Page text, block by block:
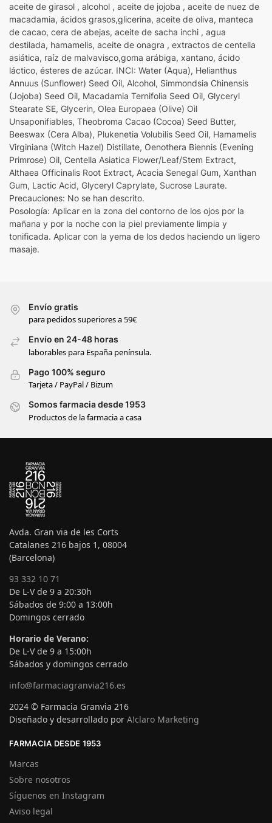
aceite de girasol , alcohol , aceite de jojoba , aceite de nuez de
macadamia, ácidos grasos,glicerina, aceite de oliva, manteca
de cacao, cera de abejas, aceite de sacha inchi , agua
destilada, hamamelis, aceite de onagra , extractos de centella
asiática, raíz de malvavisco,goma arábiga, xantano, ácido
láctico, ésteres de azúcar. INCI: Water (Aqua), Helianthus
Annuus (Sunflower) Seed Oil, Alcohol, Simmondsia Chinensis
(Jojoba) Seed Oil, Macadamia Ternifolia Seed Oil, Glyceryl
Stearate SE, Glycerin, Olea Europaea (Olive) Oil
Unsaponifiables, Theobroma Cacao (Cocoa) Seed Butter,
Beeswax (Cera Alba), Plukenetia Volubilis Seed Oil, Hamamelis
Virginiana (Witch Hazel) Distillate, Oenothera Biennis (Evening
Primrose) Oil, Centella Asiatica Flower/Leaf/Stem Extract,
Althaea Officinalis Root Extract, Acacia Senegal Gum, Xanthan
Gum, Lactic Acid, Glyceryl Caprylate, Sucrose Laurate.
Precauciones: No se han descrito.
Posología: Aplicar en la zona del contorno de los ojos por la
mañana y por la noche con la piel previamente limpia y
tonificada. Aplicar con la yema de los dedos haciendo un ligero
masaje.
Envío gratis
para pedidos superiores a 59€
Envío en 24-48 horas
laborables para España península.
Pago 100% seguro
Tarjeta / PayPal / Bizum
Somos farmacia desde 1953
Productos de la farmacia a casa
Avda. Gran via de les Corts
Catalanes 216 bajos 1, 08004
(Barcelona)
93 332 10 71
De L-V de 9 a 20:30h
Sábados de 9:00 a 13:00h
Domingos cerrado
Horario de Verano:
De L-V de 9 a 15:00h
Sábados y domingos cerrado
info@farmaciagranvia216.es
2024 © Farmacia Granvia 216
Diseñado y desarrollado por A!claro Marketing
FARMACIA DESDE 1953
Marcas
Sobre nosotros
Síguenos en Instagram
Aviso legal